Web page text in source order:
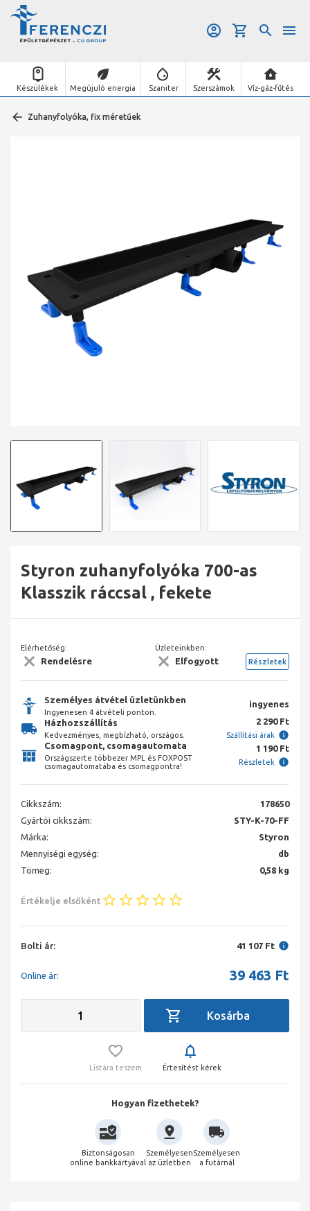
Készülékek Megújuló energia Szaniter Szerszámok Víz-gáz-fűtés
Zuhanyfolyóka, fix méretűek
Styron zuhanyfolyóka 700-as
Klasszik ráccsal , fekete
Elérhetőség:
Rendelésre
Üzleteinkben:
Elfogyott Részletek
Személyes átvétel üzletünkben
Ingyenesen 4 átvételi ponton.
ingyenes
Házhozszállítás
Kedvezményes, megbízható, országos.
2 290 Ft
Szállítási árak
Csomagpont, csomagautomata
Országszerte többezer MPL és FOXPOST
csomagautomatába és csomagpontra!
1 190 Ft
Részletek
Cikkszám:
178650
Gyártói cikkszám:
STY-K-70-FF
Márka:
Styron
Mennyiségi egység:
db
Tömeg:
0,58 kg
Értékelje elsőként
Bolti ár: 41 107 Ft
Online ár: 39 463 Ft
Listára teszem Értesítést kérek
Hogyan fizethetek?
Biztonságosan
online bankkártyával
Személyesen
az üzletben
Személyesen
a futárnál